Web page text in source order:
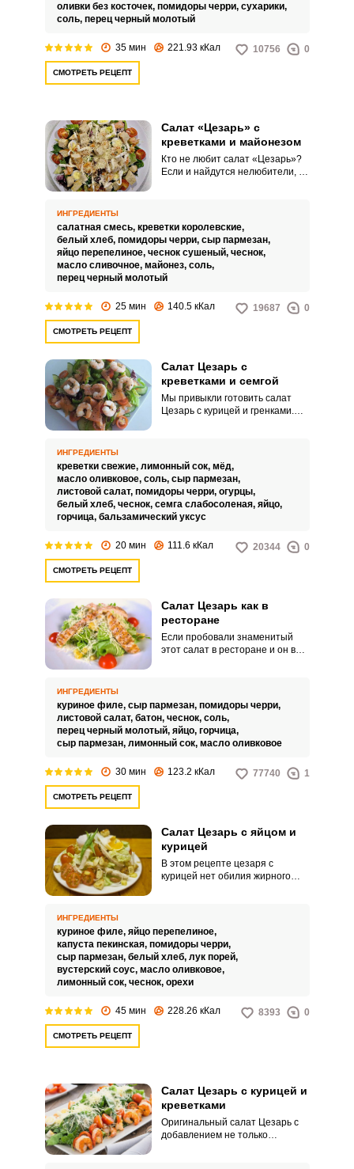
оливки без косточек, помидоры черри, сухарики,
соль, перец черный молотый
35 мин 221.93 кКал 10756 0
СМОТРЕТЬ РЕЦЕПТ
Салат «Цезарь» с
креветками и майонезом
Кто не любит салат «Цезарь»?
Если и найдутся нелюбители, то
вкусно и неизбито.
ИНГРЕДИЕНТЫ
салатная смесь, креветки королевские,
белый хлеб, помидоры черри, сыр пармезан,
яйцо перепелиное, чеснок сушеный, чеснок,
масло сливочное, майонез, соль,
перец черный молотый
25 мин 140.5 кКал 19687 0
СМОТРЕТЬ РЕЦЕПТ
Салат Цезарь с
креветками и семгой
Мы привыкли готовить салат
Цезарь с курицей и гренками.
креветками и семгой.
ИНГРЕДИЕНТЫ
креветки свежие, лимонный сок, мёд,
масло оливковое, соль, сыр пармезан,
листовой салат, помидоры черри, огурцы,
белый хлеб, чеснок, семга слабосоленая, яйцо,
горчица, бальзамический уксус
20 мин 111.6 кКал 20344 0
СМОТРЕТЬ РЕЦЕПТ
Салат Цезарь как в
ресторане
Если пробовали знаменитый
этот салат в ресторане и он вас
Салат станет отличным легким
ужином, когда хочется только
утолить голод, он не создаст
тяжести в желудке.
ИНГРЕДИЕНТЫ
куриное филе, сыр пармезан, помидоры черри,
листовой салат, батон, чеснок, соль,
перец черный молотый, яйцо, горчица,
сыр пармезан, лимонный сок, масло оливковое
30 мин 123.2 кКал 77740 1
СМОТРЕТЬ РЕЦЕПТ
Салат Цезарь с яйцом и
курицей
В этом рецепте цезаря с
курицей нет обилия жирного
другими компонентами блюда
играет роль соуса.
ИНГРЕДИЕНТЫ
куриное филе, яйцо перепелиное,
капуста пекинская, помидоры черри,
сыр пармезан, белый хлеб, лук порей,
вустерский соус, масло оливковое,
лимонный сок, чеснок, орехи
45 мин 228.26 кКал 8393 0
СМОТРЕТЬ РЕЦЕПТ
Салат Цезарь с курицей и
креветками
Оригинальный салат Цезарь с
добавлением не только
или